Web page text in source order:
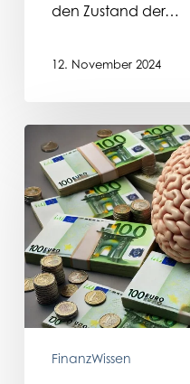
den Zustand der…
12. November 2024
Geldpsychologie:
Wie
psychologische
Faktoren
die
Anlageentscheidungen
beeinflussen
und
wie
manFinanzWissen